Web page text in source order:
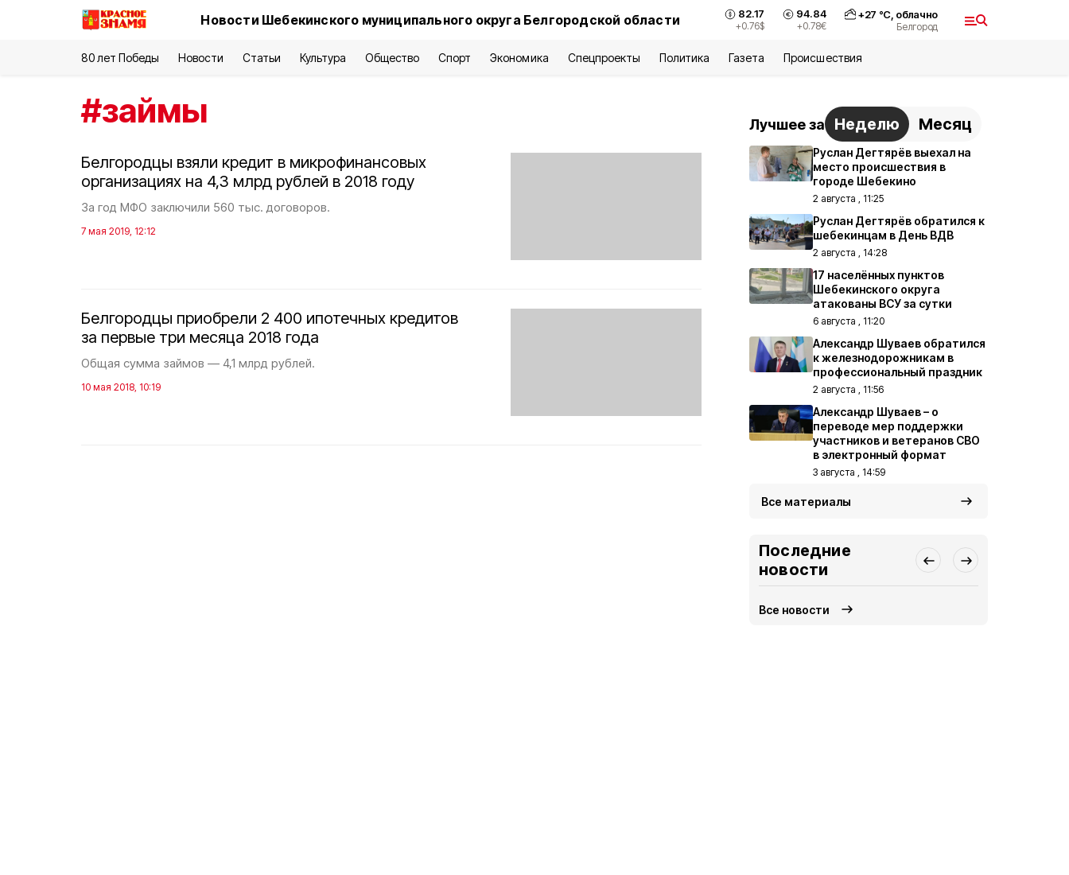
Новости Шебекинского муниципального округа Белгородской области 82.17
+0.76$
94.84
+0.78€
+27 °С, облачно
Белгород
80 лет Победы Новости Статьи Культура Общество Спорт Экономика Спецпроекты Политика Газета Происшествия
#займы
Белгородцы взяли кредит в микрофинансовых
организациях на 4,3 млрд рублей в 2018 году
За год МФО заключили 560 тыс. договоров.
7 мая 2019, 12:12
Белгородцы приобрели 2 400 ипотечных кредитов
за первые три месяца 2018 года
Общая сумма займов — 4,1 млрд рублей.
10 мая 2018, 10:19
Лучшее за Неделю Месяц
Руслан Дегтярёв выехал на
место происшествия в
городе Шебекино
2 августа , 11:25
Руслан Дегтярёв обратился к
шебекинцам в День ВДВ
2 августа , 14:28
17 населённых пунктов
Шебекинского округа
атакованы ВСУ за сутки
6 августа , 11:20
Александр Шуваев обратился
к железнодорожникам в
профессиональный праздник
2 августа , 11:56
Александр Шуваев – о
переводе мер поддержки
участников и ветеранов СВО
в электронный формат
3 августа , 14:59
Все материалы
Последние
новости
Все новости